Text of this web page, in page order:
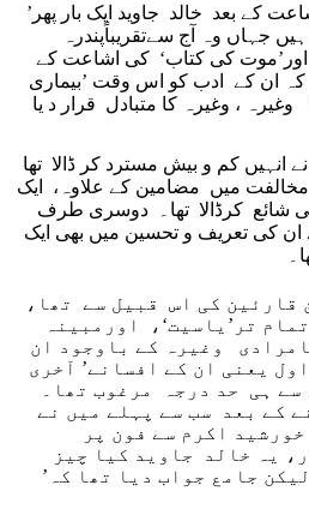
’اکیس ایک سو بائیس‘کی اشاعت کے بعد خالد جاوید ایک بار پھر
جہاں وہ آج سےتقریباًپندرہ
کی کتاب‘ کی اشاعت کے
کہ ان کے ادب کو اس وقت ’بیماری
وغیرہ ، وغیرہ کا متبادل قرار د یا
نے انہیں کم و بیش مسترد کر ڈالا تھا
مخالفت میں مضامین کے علاوہ، ایک
شائع کرڈالا تھا۔ دوسری طرف
کی تعریف و تحسین میں بھی ایک
قارئین کی اس قبیل سے تھا،
تر’یاسیت‘، اورمبینہ
وغیرہ کے باوجود ان
یعنی ان کے افسانے’ آخری
ہی حد درجہ مرغوب تھا۔
کے بعد سب سے پہلے میں نے
اکرم سے فون پر
یہ خالد جاوید کیا چیز
جامع جواب دیا تھا کہ’